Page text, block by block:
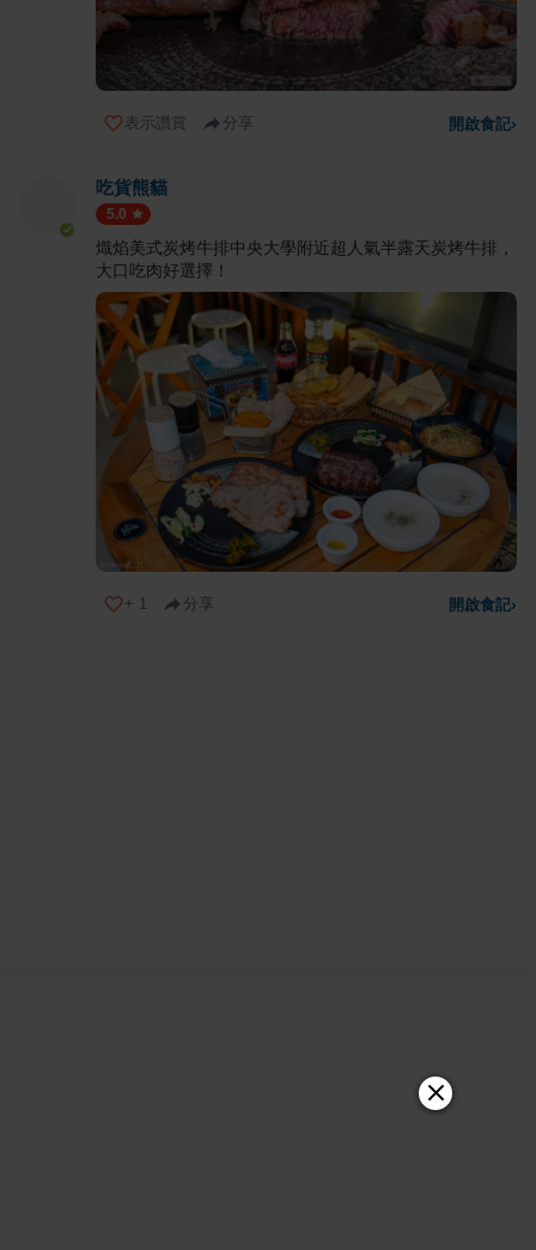
表示讚賞 分享 開啟食記›
吃貨熊貓
5.0
熾焰美式炭烤牛排中央大學附近超人氣半露天炭烤牛排，
大口吃肉好選擇！
+ 1 分享 開啟食記›